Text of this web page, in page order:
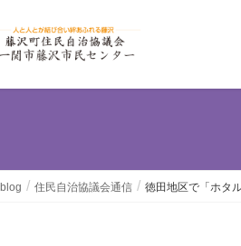
blog 住民自治協議会通信 徳田地区で「ホタ